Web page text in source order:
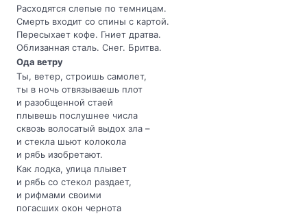
Расходятся слепые по темницам.
Смерть входит со спины с картой.
Пересыхает кофе. Гниет дратва.
Облизанная сталь. Снег. Бритва.
Ода ветру
Ты, ветер, строишь самолет,
ты в ночь отвязываешь плот
и разобщенной стаей
плывешь послушнее числа
сквозь волосатый выдох зла –
и стекла шьют колокола
и рябь изобретают.
Как лодка, улица плывет
и рябь со стекол раздает,
и рифмами своими
погасших окон чернота